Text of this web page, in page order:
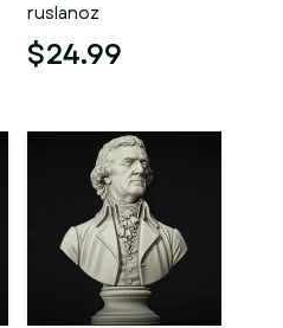
ruslanoz
$24.99